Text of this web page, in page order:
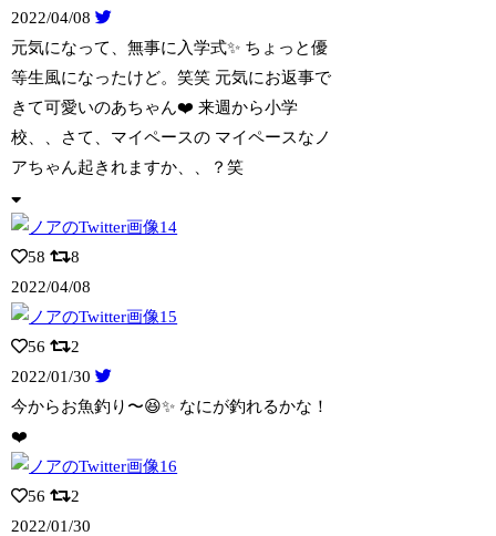
2022/04/08
元気になって、無事に入学式✨ ちょっと優
等生風になったけど。笑笑 元気にお返事で
きて可愛いのあちゃん❤️ 来週から小学
校、、さて、マイペースの マイペースなノ
アちゃん起きれますか、、？笑
58
8
2022/04/08
56
2
2022/01/30
今からお魚釣り〜😆✨ なにが釣れるかな！
❤️
56
2
2022/01/30